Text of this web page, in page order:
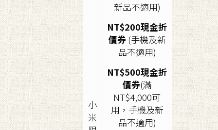
小
米
新品不適用)
NT$200現金折
價券(手機及新
品不適用)
NT$500現金折
價券(滿
NT$4,000可
用，手機及新
品不適用)